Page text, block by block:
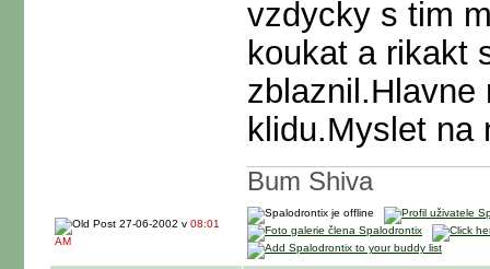
vzdycky s tim
koukat a rikakt
zblaznil.Hlavne
klidu.Myslet na
Bum Shiva
27-06-2002 v 08:01
AM